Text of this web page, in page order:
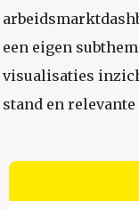
een eigen
visualisaties
stand en